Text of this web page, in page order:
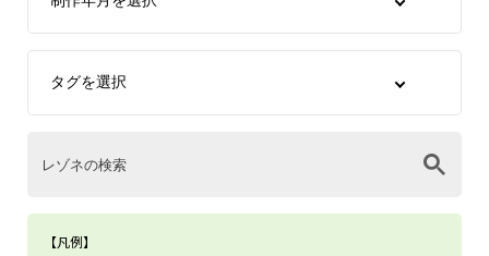
【凡例】